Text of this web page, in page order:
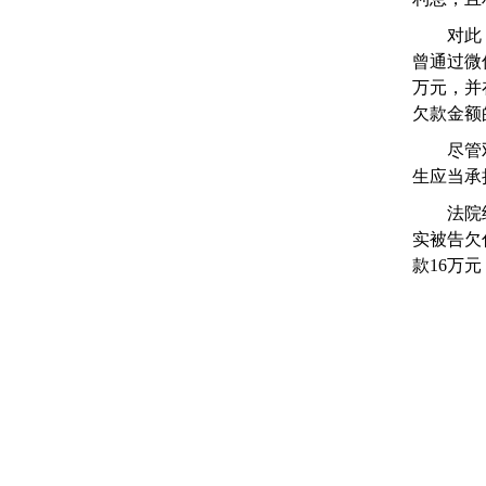
对此，
曾通过
万元，并
欠款金
尽管双
生应当承
法院经
实被告
款16万